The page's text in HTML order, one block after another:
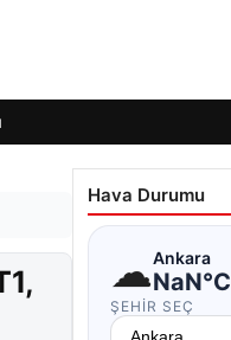
Hava Durumu
☁Ankara
NaN°C
ŞEHIR SEÇ